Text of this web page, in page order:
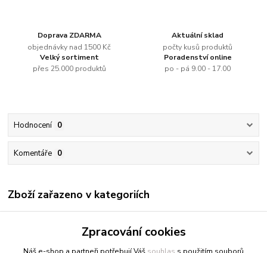
Doprava ZDARMA
objednávky nad 1500 Kč
Aktuální sklad
počty kusů produktů
Velký sortiment
přes 25.000 produktů
Poradenství online
po - pá 9.00 - 17.00
Hodnocení 0
Komentáře 0
Zboží zařazeno v kategoriích
Kreslení
Perka a násadkyZpracování cookies